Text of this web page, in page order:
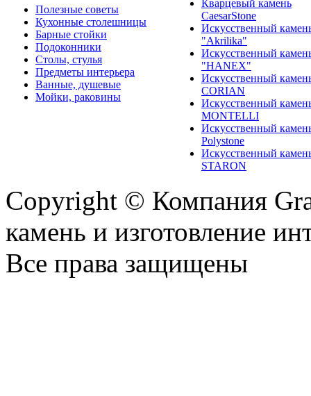
Полезные советы
Кухонные столешницы
Барные стойки
Подоконники
Столы, стулья
Предметы интерьера
Ванные, душевые
Мойки, раковины
Кварцевый камень
CaesarStone
Искусственный
"Akrilika"
Искусственный
"HANEX"
Искусственный
CORIAN
Искусственный
MONTELLI
Искусственный
Polystone
Искусственный
STARON
Copyright © Компания
камень и изготовление
Все права защищены